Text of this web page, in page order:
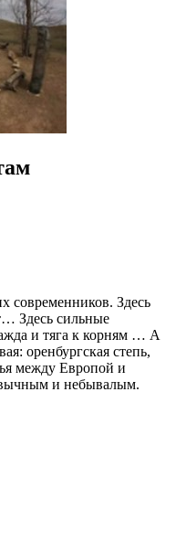
современников. Здесь
Здесь сильные
и тяга к корням … А
оренбургская степь,
между Европой и
и небывалым.